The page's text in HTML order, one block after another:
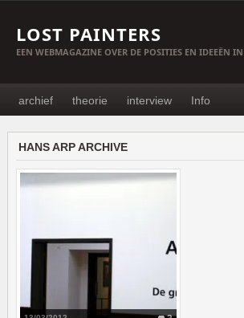
LOST PAINTERS
EEN WEBMAGAZINE OVER DE POSITIES EN IDEEËN
archief theorie interview Info
HANS ARP ARCHIVE